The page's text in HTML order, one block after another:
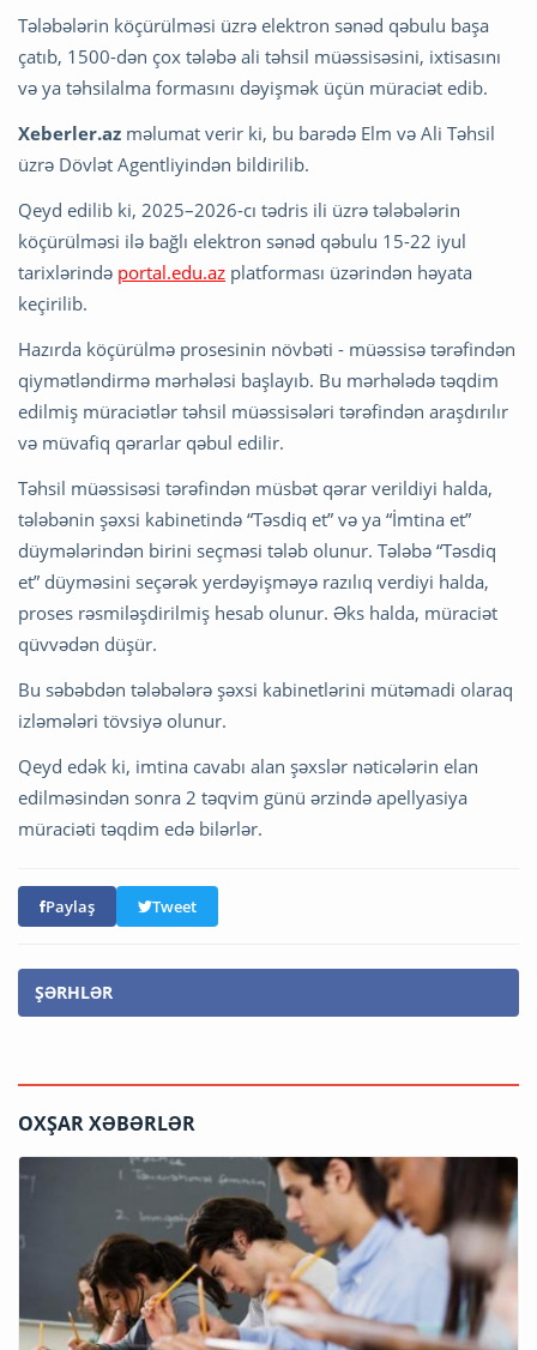
Tələbələrin köçürülməsi üzrə elektron sənəd qəbulu başa
çatıb, 1500-dən çox tələbə ali təhsil müəssisəsini, ixtisasını
və ya təhsilalma formasını dəyişmək üçün müraciət edib.
Xeberler.az məlumat verir ki, bu barədə Elm və Ali Təhsil
üzrə Dövlət Agentliyindən bildirilib.
Qeyd edilib ki, 2025–2026-cı tədris ili üzrə tələbələrin
köçürülməsi ilə bağlı elektron sənəd qəbulu 15-22 iyul
tarixlərində portal.edu.az platforması üzərindən həyata
keçirilib.
Hazırda köçürülmə prosesinin növbəti - müəssisə tərəfindən
qiymətləndirmə mərhələsi başlayıb. Bu mərhələdə təqdim
edilmiş müraciətlər təhsil müəssisələri tərəfindən araşdırılır
və müvafiq qərarlar qəbul edilir.
Təhsil müəssisəsi tərəfindən müsbət qərar verildiyi halda,
tələbənin şəxsi kabinetində “Təsdiq et” və ya “İmtina et”
düymələrindən birini seçməsi tələb olunur. Tələbə “Təsdiq
et” düyməsini seçərək yerdəyişməyə razılıq verdiyi halda,
proses rəsmiləşdirilmiş hesab olunur. Əks halda, müraciət
qüvvədən düşür.
Bu səbəbdən tələbələrə şəxsi kabinetlərini mütəmadi olaraq
izləmələri tövsiyə olunur.
Qeyd edək ki, imtina cavabı alan şəxslər nəticələrin elan
edilməsindən sonra 2 təqvim günü ərzində apellyasiya
müraciəti təqdim edə bilərlər.
Paylaş Tweet
ŞƏRHLƏR
OXŞAR XƏBƏRLƏR